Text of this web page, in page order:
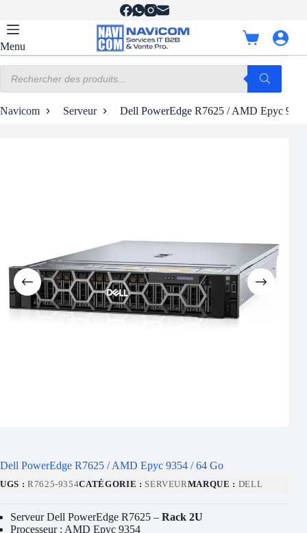
contenu
Menu
Panier
d’achat
produits
Navicom Serveur Dell PowerEdge R7625 / AMD Epyc
Dell PowerEdge R7625 / AMD Epyc 9354 / 64 Go
UGS : R7625-9354CATÉGORIE : SERVEURMARQUE : DELL
Serveur Dell PowerEdge R7625 – Rack 2U
Processeur : AMD Epyc 9354